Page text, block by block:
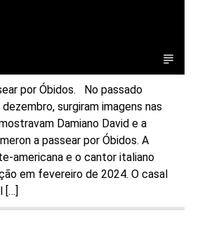
por Óbidos. No passado
surgiram imagens nas
Damiano David e a
a passear por Óbidos. A
americana e o cantor italiano
em fevereiro de 2024. O casal
[…]